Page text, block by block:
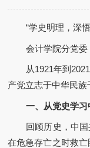
“学史明理，深
会计学院分党委
从1921年到
产党立志于中华民族
一、从党史学
回顾历史，中
在危急存亡之时救